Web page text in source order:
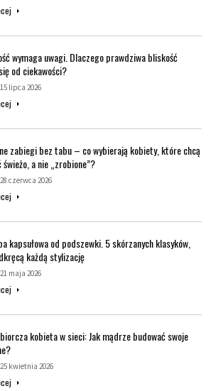
wymaga uwagi. Dlaczego prawdziwa bliskość
od ciekawości?
15 lipca 2026
zabiegi bez tabu – co wybierają kobiety, które chcą
a nie „zrobione”?
28 czerwca 2026
kapsułowa od podszewki. 5 skórzanych klasyków,
każdą stylizację
21 maja 2026
kobieta w sieci: Jak mądrze budować swoje
25 kwietnia 2026